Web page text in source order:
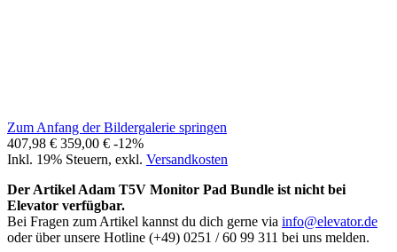
Zum Anfang der Bildergalerie springen
407,98 € 359,00 € -12%
Inkl. 19% Steuern, exkl. Versandkosten
Der Artikel Adam T5V Monitor Pad Bundle ist nicht bei
Elevator verfügbar.
Bei Fragen zum Artikel kannst du dich gerne via info@elevator.de
oder über unsere Hotline (+49) 0251 / 60 99 311 bei uns melden.